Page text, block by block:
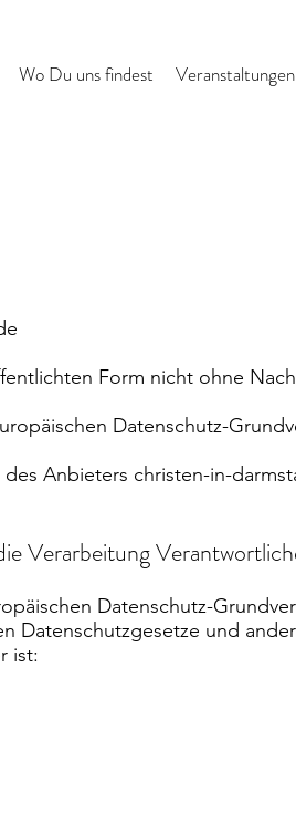
Wo Du uns findest Veranstaltungen
Form nicht ohne
Datenschutz-
Anbieters christen-in-
Verarbeitung
Datenschutz-
Datenschutzgesetze und
ist: